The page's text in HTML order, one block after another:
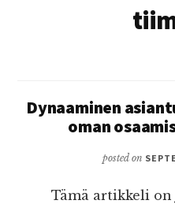
life
Dynaaminen
oman
posted on
Tämä artikkeli